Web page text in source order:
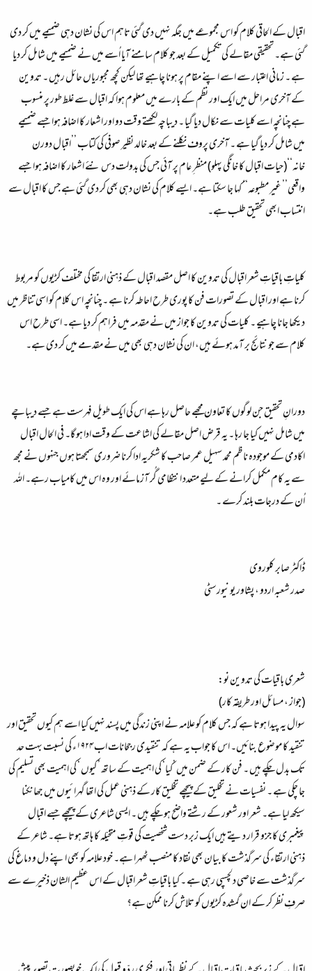
اقبال کے الحاقی کلام کو اس مجموعے میں جگہ نہیں دی گئی تاہم اس کی نشان دہی ضمیمے میں کر دی
گئی ہے۔ تحقیقی مقالے کی تکمیل کے بعد جو کلام سامنے آیا اُسے میں نے ضمیمے میں شامل کر دیا
ہے ۔ زمانی اعتبار سے اسے اپنے مقام پر ہونا چاہیے تھا لیکن کچھ مجبوریاں حائل رہیں ۔ تدوین
کے آخری مراحل میں ایک اور نظم کے بارے میں معلوم ہوا کہ اقبال سے غلط طور پر منسوب
ہے چنانچہ اسے کلیات سے نکال دیا گیا ۔ دیباچہ لکھتے وقت دو اور اشعار کا اضافہ ہوا جسے ضمیمے
میں شامل کر دیا گیا ہے ۔ آخری پروف نکلنے کے بعد خالد نظیر صوفی کی کتاب ’’اقبال دورن
خانہ‘‘(حیات اقبال کا خانگی پہلو) منظر ِ عام پر آئی جس کی بدولت دس نئے اشعار کا اضافہ ہوا جسے
واقعی’’ غیر مطبوعہ‘‘ کہا جا سکتا ہے۔ ایسے کلام کی نشان دہی بھی کر دی گئی ہے جس کا اقبال سے
انتساب ابھی تحقیق طلب ہے۔
کلیاتِ باقیاتِ شعر اقبال کی تدوین کا اصل مقصد اقبال کے ذہنی ارتقا کی مختلف کڑیوں کو مربوط
کرنا ہے اور اقبال کے تصورات فن کا پوری طرح احاطہ کرنا ہے ۔ چنانچہ اس کلام کو اسی تناظر میں
دیکھا جانا چاہیے ۔ کلیات کی تدوین کا جواز میں نے مقدمہ میں فراہم کر دیا ہے۔ اسی طرح اس
کلام سے جو نتائج بر آمد ہوئے ہیں، ان کی نشان دہی بھی میں نے مقدمے میں کر دی ہے۔
دورانِ تحقیق جن لوگوں کا تعاون مجھے حاصل رہا ہے اس کی ایک طویل فہرست ہے جسے دیباچے
میں شامل نہیں کیا جا رہا ۔ یہ قرض اصل مقالے کی اشاعت کے وقت ادا ہو گا۔ فی الحال اقبال
اکادمی کے موجودہ ناظم محمد سہیل عمر صاحب کا شکریہ ادا کرنا ضروری سمجھتا ہوں جنہوں نے مجھ
سے یہ کام مکمل کرانے کے لیے متعدد انتظامی گُر آزمائے اور وہ اس میں کامیاب رہے۔ اللہ
اُن کے درجات بلند کرے ۔
ڈاکٹر صابر کلوروی
صدر شعبہ اردو ، پشاور یونیورسٹی
شعری باقیات کی تدوین نو:
(جواز ، مسائل اور طریقہ کار)
سوال یہ پیدا ہوتا ہے کہ جس کلام کو علامہ نے اپنی زندگی میں پسند نہیں کیا اسے ہم کیوں تحقیق اور
تنقید کا موضوع بنائیں۔ اس کا جواب یہ ہے کہ تنقیدی رجحانات اب ۱۹۲۴ء کی نسبت بہت حد
تک بدل چکے ہیں ۔ فن کار کے ضمن میں ’کیا‘ کی اہمیت کے ساتھ ’ کیوں ‘ کی اہمیت بھی تسلیم کی
جا چکی ہے ۔ نفسیات نے تخلیق کے پیچھے تخلیق کار کے ذہنی عمل کی اتھا گہرائیوں میں جھانکنا
سیکھ لیا ہے۔ شعر اور شعور کے رشتے واضح ہو چکے ہیں ۔ ایسی شاعری کے پیچھے جسے اقبال
پیغمبری کا جزو قرار دیتے ہیں ایک زبر دست شخصیت کی قوتِ متخیّلہ کا ہاتھ ہوتا ہے۔ شاعر کے
ذہنی ارتقاء کی سرگذشت کا بیان بھی نقاد کا منصب ٹھہرا ہے۔ خود علامہ کو بھی اپنے دل و دماغ کی
سرگذشت سے خاصی دلچسپی رہی ہے ۔ کیا باقیاتِ شعر اقبال کے اس عظیم الشان ذخیرے سے
صرفِ نظر کر کے ان گمشدہ کڑیوں کو تلاش کرنا ممکن ہے؟